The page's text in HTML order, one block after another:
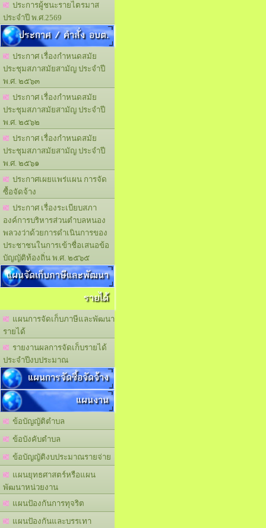
ประการผู้ชนะรายไตรมาส
ประจำปี พ.ศ.2569
ประกาศ / คำสั่ง อบต.
ประกาศ เรื่องกำหนดสมัย
ประชุมสภาสมัยสามัญ ประจำปี
พ.ศ. ๒๕๖๓
ประกาศ เรื่องกำหนดสมัย
ประชุมสภาสมัยสามัญ ประจำปี
พ.ศ. ๒๕๖๒
ประกาศ เรื่องกำหนดสมัย
ประชุมสภาสมัยสามัญ ประจำปี
พ.ศ. ๒๕๖๑
ประกาศเผยแพร่แผน การจัด
ซื้อจัดจ้าง
ประกาศ เรื่องระเบียบสภา
องค์การบริหารส่วนตำบลหนอง
พลวงว่าด้วยการดำเนินการของ
ประชาชนในการเข้าชื่อเสนอข้อ
บัญญัติท้องถิ่น พ.ศ. ๒๕๖๕
แผนจัดเก็บภาษีและพัฒนา
รายได้
แผนการจัดเก็บภาษีและพัฒนา
รายได้
รายงานผลการจัดเก็บรายได้
ประจำปีงบประมาณ
แผนการจัดซื้อจัดจ้าง
แผนงาน
ข้อบัญญัติตำบล
ข้อบังคับตำบล
ข้อบัญญัติงบประมาณรายจ่าย
แผนยุทธศาสตร์หรือแผน
พัฒนาหน่วยงาน
แผนปัองกันการทุจริต
แผนปัองกันและบรรเทา